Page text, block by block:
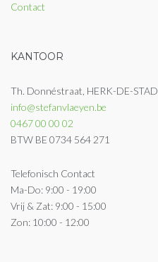
Contact
KANTOOR
Th. Donnéstraat, HERK-DE-STAD
info@stefanvlaeyen.be
0467 00 00 02
BTW BE 0734 564 271
Telefonisch Contact
Ma-Do: 9:00 - 19:00
Vrij & Zat: 9:00 - 15:00
Zon: 10:00 - 12:00